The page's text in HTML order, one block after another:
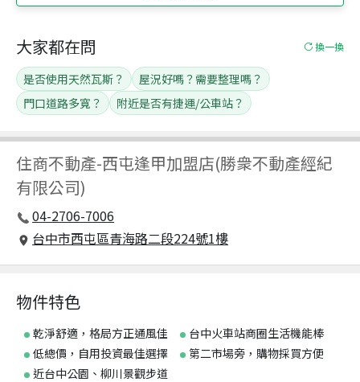
住商不動產-西屯逢甲加盟店(勝衆不動產經紀
有限公司)
04-2706-7006
台中市西屯區青海路二段224號1樓
大家都在問 換一換
是否使用天然瓦斯？
屋況好嗎？需要整理嗎？
門口道路多寬？
附近是否有捷運/公車站？
物件特色
乾淨舒適，格局方正通風佳
台中火車站商圈生活機能棒
低總價，自用投資最佳選擇
第二市場旁，購物採買方便
近台中公園、柳川景觀步道